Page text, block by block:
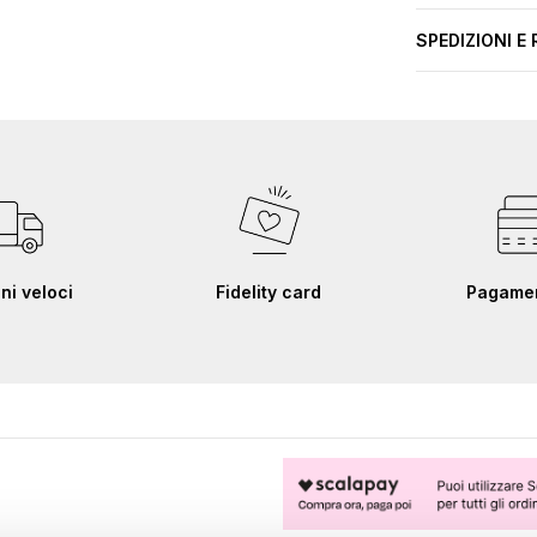
SPEDIZIONI E
veloci Fidelity card